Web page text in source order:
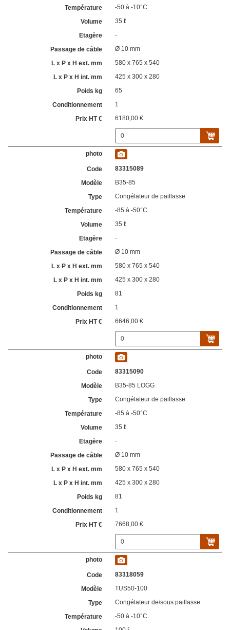
-50 à -10°C
35 ℓ
-
Ø 10 mm
580 x 765 x 540
425 x 300 x 280
65
1
6180,00 €
83315089
B35-85
Congélateur de paillasse
-85 à -50°C
35 ℓ
-
Ø 10 mm
580 x 765 x 540
425 x 300 x 280
81
1
6646,00 €
83315090
B35-85 LOGG
Congélateur de paillasse
-85 à -50°C
35 ℓ
-
Ø 10 mm
580 x 765 x 540
425 x 300 x 280
81
1
7668,00 €
83318059
TUS50-100
Congélateur de/sous paillasse
-50 à -10°C